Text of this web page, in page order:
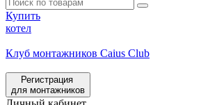
Купить
котел
Клуб монтажников Caius Club
Регистрация
для монтажников